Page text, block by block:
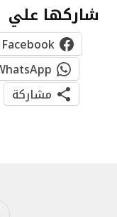
شاركها علي
Facebook
مشاركة